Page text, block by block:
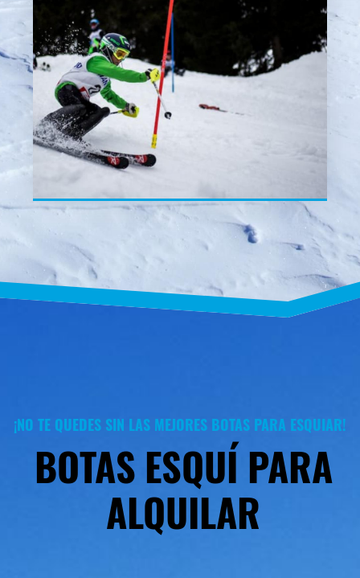
¡NO TE QUEDES SIN LAS MEJORES BOTAS PARA ESQUIAR!
BOTAS ESQUÍ PARA
ALQUILAR